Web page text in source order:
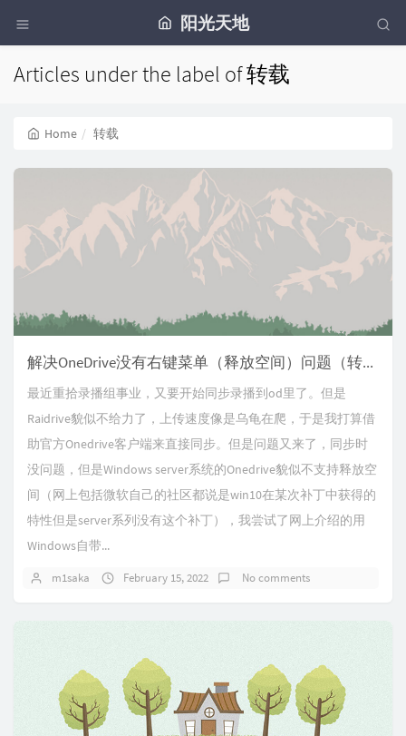
阳光天地
Articles under the label of 转载
Home 转载
解决OneDrive没有右键菜单（释放空间）问题（转载）
最近重拾录播组事业，又要开始同步录播到od里了。但是
Raidrive貌似不给力了，上传速度像是乌龟在爬，于是我打算借
助官方Onedrive客户端来直接同步。但是问题又来了，同步时
没问题，但是Windows server系统的Onedrive貌似不支持释放空
间（网上包括微软自己的社区都说是win10在某次补丁中获得的
特性但是server系列没有这个补丁），我尝试了网上介绍的用
Windows自带...
m1saka February 15, 2022 No comments